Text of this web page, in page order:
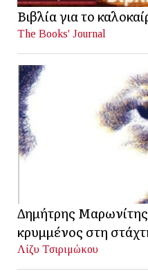
Βιβλία για το
The Books' Journal
Δημήτρης
κρυμμένος στη
Λίζυ Τσιριμώκου